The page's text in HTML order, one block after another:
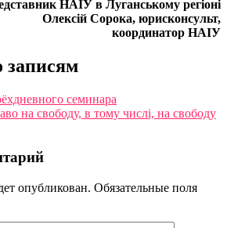
НАІУ в Луганському регіоні
Олексій Сорока, юрисконсульт,
координатор НАІУ
записям
семинара
на свободу, в тому числі, на свободу
опубликован. Обязательные поля